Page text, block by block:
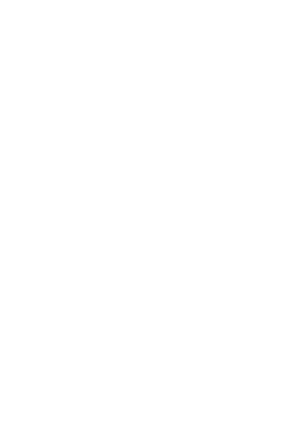
a u bazénu (zdarma)